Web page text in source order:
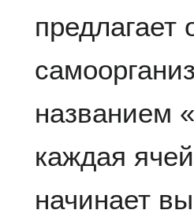
названием
каждая
начинает